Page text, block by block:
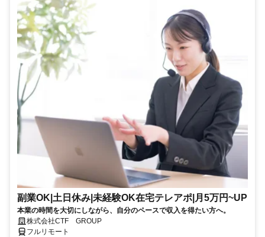
副業OK|土日休み|未経験OK在宅テレアポ|月5万円~UP
本業の時間を大切にしながら、自分のペースで収入を得たい方へ。
株式会社CTF GROUP
フルリモート